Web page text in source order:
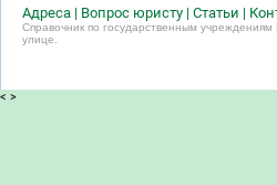
Адреса | Вопрос юристу | Статьи |
Справочник по государственным
улице.
< >